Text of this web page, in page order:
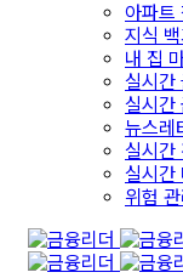
아파트
지식
내 집
실시간
실시간
뉴스레
실시간
실시간
위험